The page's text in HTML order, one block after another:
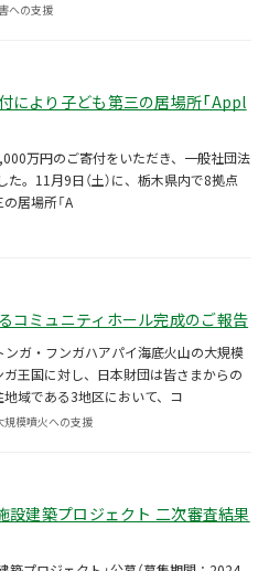
への支援
により子ども第三の居場所「Appl
万円のご寄付をいただき、一般社団法
。11月9日（土）に、栃木県内で8拠点
居場所「A
コミュニティホール完成のご報告
ガ・フンガハアパイ海底火山の大規模
王国に対し、日本財団は皆さまからの
域である3地区において、コ
規模噴火への支援
設建築プロジェクト 二次審査結果